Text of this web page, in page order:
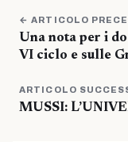
← ARTICOLO
Una nota per i
VI ciclo e sulle
ARTICOLO
MUSSI: